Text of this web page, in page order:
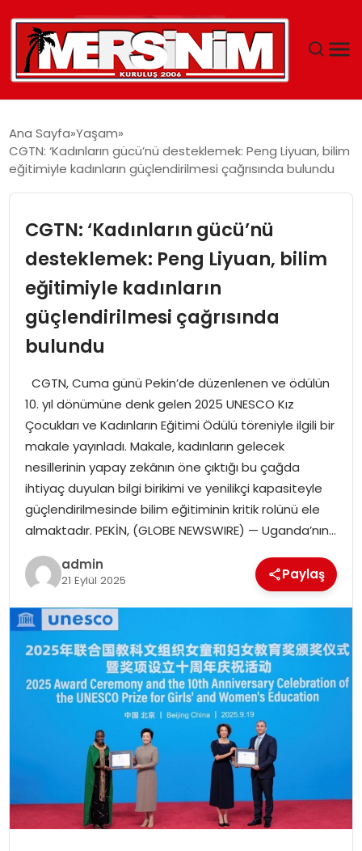
YAŞAM
EĞITIM
SPOR
MAGAZIN
DÜNYA
OTOMOBIL
Ana Sayfa Yaşam
CGTN: ‘Kadınların gücü’nü desteklemek: Peng Liyuan, bilim
eğitimiyle kadınların güçlendirilmesi çağrısında bulundu
CGTN: ‘Kadınların gücü’nü
desteklemek: Peng Liyuan, bilim
eğitimiyle kadınların
güçlendirilmesi çağrısında
bulundu
CGTN, Cuma günü Pekin’de düzenlenen ve ödülün
10. yıl dönümüne denk gelen 2025 UNESCO Kız
Çocukları ve Kadınların Eğitimi Ödülü töreniyle ilgili bir
makale yayınladı. Makale, kadınların gelecek
nesillerinin yapay zekânın öne çıktığı bu çağda
ihtiyaç duyulan bilgi birikimi ve yenilikçi kapasiteyle
güçlendirilmesinde bilim eğitiminin kritik rolünü ele
almaktadır. PEKİN, (GLOBE NEWSWIRE) — Uganda’nın…
admin
21 Eylül 2025 Paylaş